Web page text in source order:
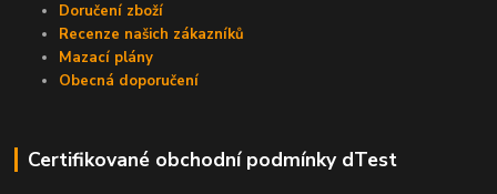
Doručení zboží
Recenze našich zákazníků
Mazací plány
Obecná doporučení
Certifikované obchodní podmínky dTest